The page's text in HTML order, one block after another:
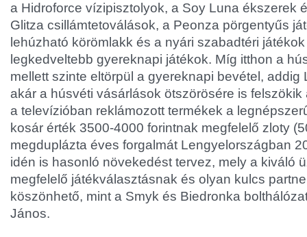
a Hidroforce vízipisztolyok, a Soy Luna ékszerek
Glitza csillámtetoválások, a Peonza pörgentyűs
lehúzható körömlakk és a nyári szabadtéri
legkedveltebb gyereknapi játékok. Míg itthon a
mellett szinte eltörpül a gyereknapi bevétel, addig
akár a húsvéti vásárlások ötszörösére is felszökik
a televízióban reklámozott termékek a
kosár érték 3500-4000 forintnak megfelelő zloty
megduplázta éves forgalmát Lengyelországban
idén is hasonló növekedést tervez, mely a kiváló
megfelelő játékválasztásnak és olyan kulcs
köszönhető, mint a Smyk és Biedronka
János.